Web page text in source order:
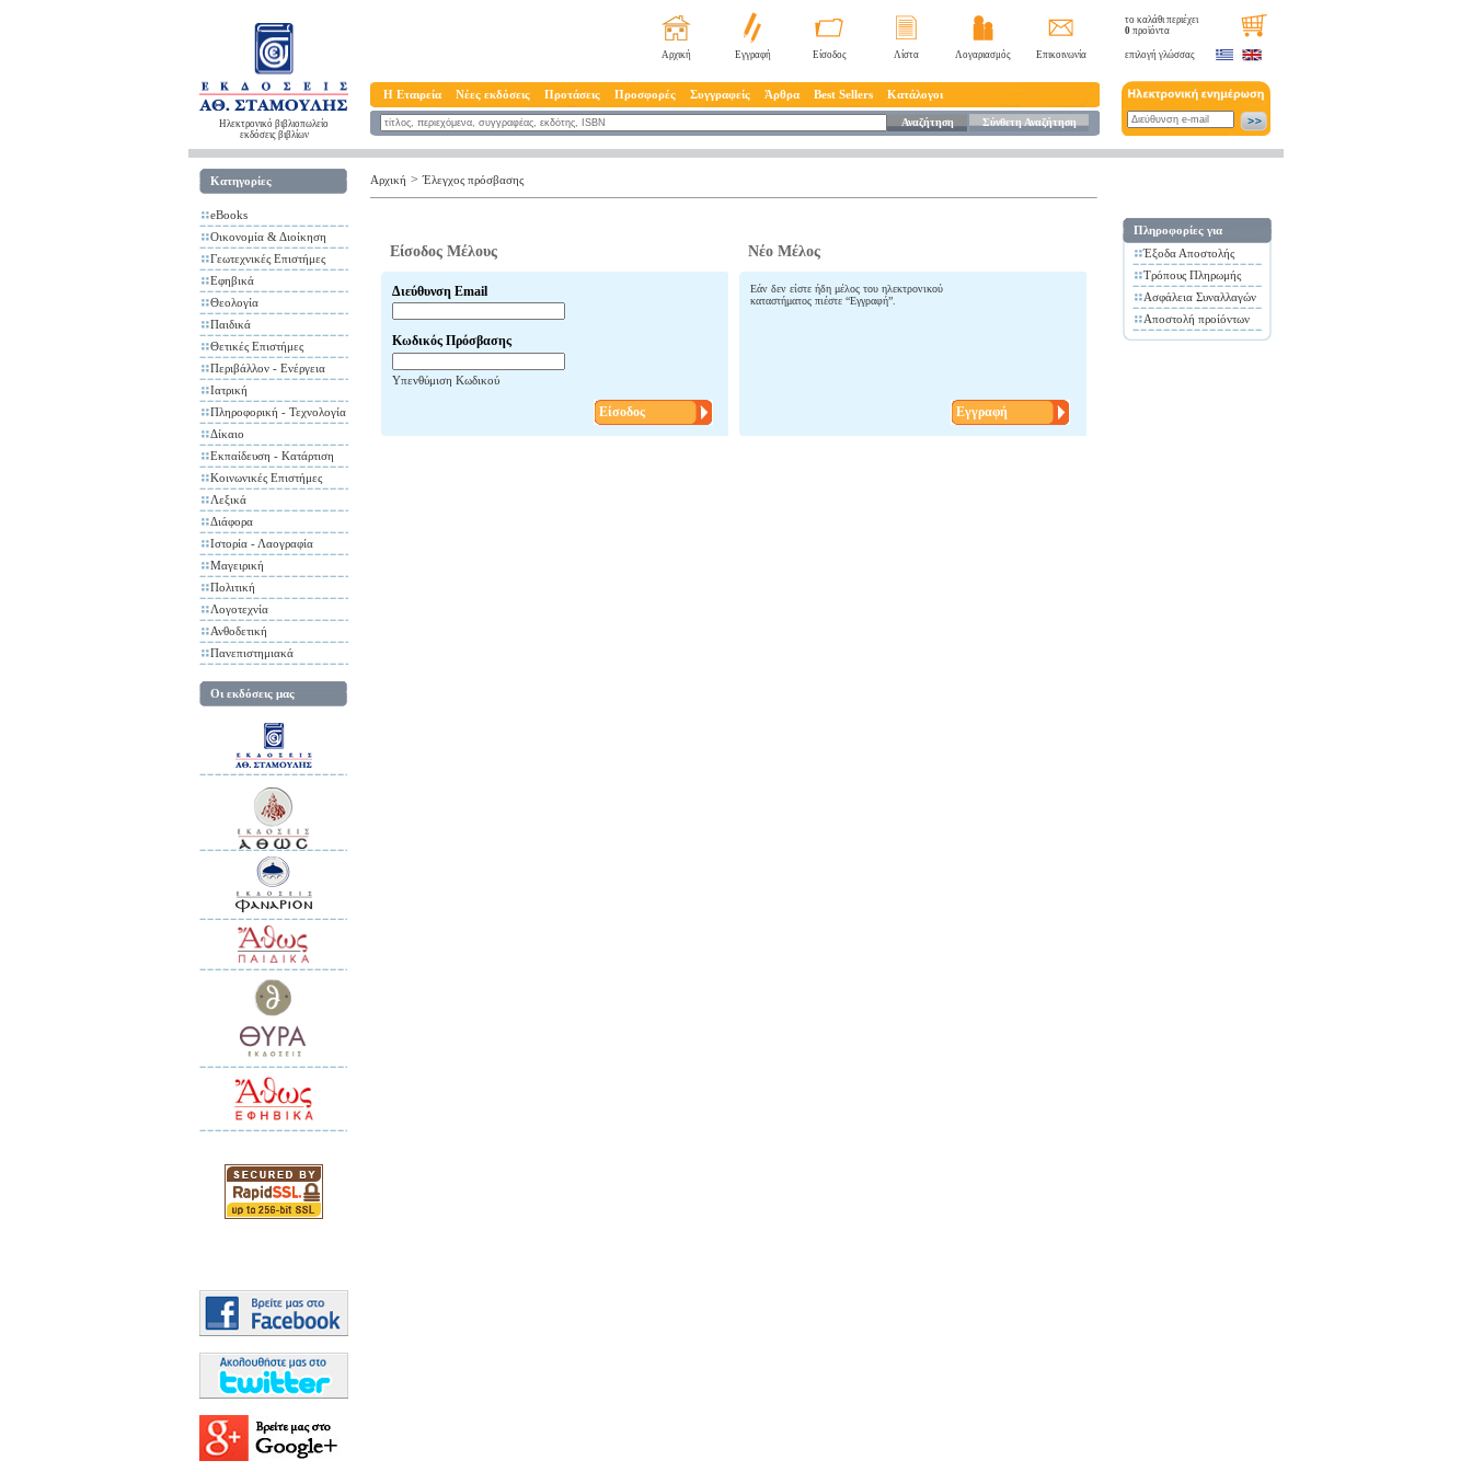
Ηλεκτρονικό βιβλιοπωλείο
εκδόσεις βιβλίων
Αρχική Εγγραφή Είσοδος Λίστα Λογαριασμός Επικοινωνία
Η Εταιρεία Νέες εκδόσεις Προτάσεις Προσφορές Συγγραφείς Άρθρα Best Sellers Κατάλογοι
Αναζήτηση Σύνθετη Αναζήτηση
το καλάθι περιέχει
0 προϊόντα
επιλογή γλώσσας
Κατηγορίες
eBooks
Οικονομία & Διοίκηση
Γεωτεχνικές Επιστήμες
Εφηβικά
Θεολογία
Παιδικά
Θετικές Επιστήμες
Περιβάλλον - Ενέργεια
Ιατρική
Πληροφορική - Τεχνολογία
Δίκαιο
Εκπαίδευση - Κατάρτιση
Κοινωνικές Επιστήμες
Λεξικά
Διάφορα
Ιστορία - Λαογραφία
Μαγειρική
Πολιτική
Λογοτεχνία
Ανθοδετική
Πανεπιστημιακά
Οι εκδόσεις μας
Αρχική > Έλεγχος πρόσβασης
Είσοδος Μέλους Νέο Μέλος
Διεύθυνση Email
Κωδικός Πρόσβασης
Υπενθύμιση Κωδικού
Είσοδος
Εάν δεν είστε ήδη μέλος του ηλεκτρονικού
καταστήματος πιέστε “Εγγραφή”.
Εγγραφή
Πληροφορίες για
Έξοδα Αποστολής
Τρόπους Πληρωμής
Ασφάλεια Συναλλαγών
Αποστολή προίόντων